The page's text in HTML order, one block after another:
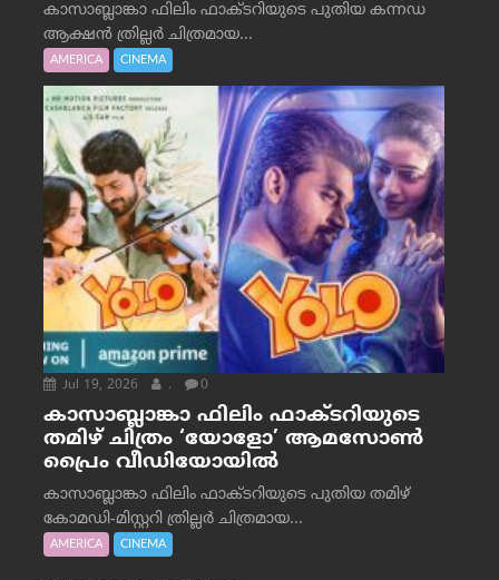
കാസാബ്ലാങ്കാ ഫിലിം ഫാക്ടറിയുടെ പുതിയ കന്നഡ
ആക്ഷൻ ത്രില്ലർ ചിത്രമായ...
AMERICA CINEMA
Jul 19, 2026 . 0
കാസാബ്ലാങ്കാ ഫിലിം ഫാക്ടറിയുടെ
തമിഴ് ചിത്രം ‘യോളോ’ ആമസോൺ
പ്രൈം വീഡിയോയിൽ
കാസാബ്ലാങ്കാ ഫിലിം ഫാക്ടറിയുടെ പുതിയ തമിഴ്
കോമഡി-മിസ്റ്ററി ത്രില്ലർ ചിത്രമായ...
AMERICA CINEMA